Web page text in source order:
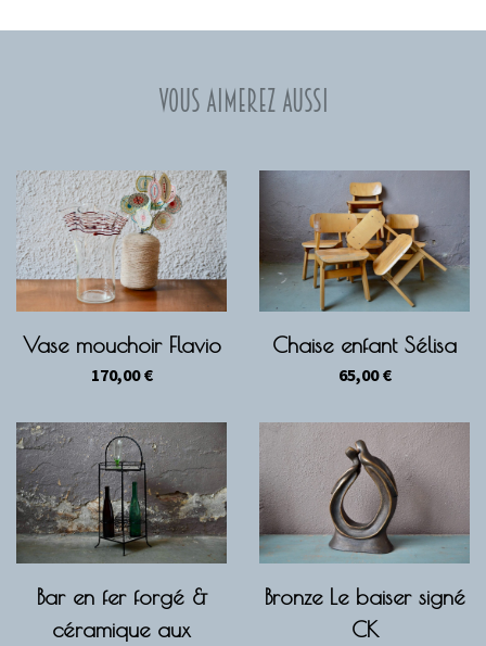
Vous aimerez aussi
Vase mouchoir Flavio
170,00€
Chaise enfant Sélisa
65,00€
Bar en fer forgé &
céramique aux
Bronze Le baiser signé
CK